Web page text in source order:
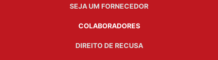
SEJA UM FORNECEDOR
COLABORADORES
DIREITO DE RECUSA